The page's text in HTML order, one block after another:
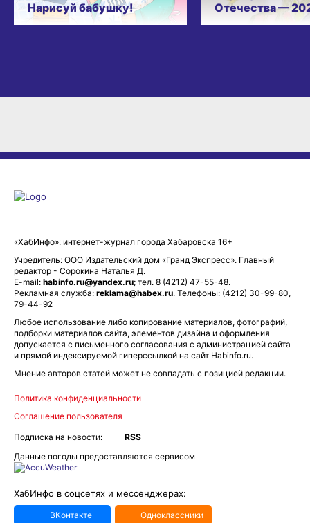
Нарисуй бабушку!
Отечества —
«ХабИнфо»: интернет-журнал города Хабаровска 16+
Учредитель: ООО Издательский дом «Гранд Экспресс». Главный
редактор - Сорокина Наталья Д.
E-mail: habinfo.ru@yandex.ru; тел. 8 (4212) 47-55-48.
Рекламная служба: reklama@habex.ru. Телефоны: (4212) 30-99-80,
79-44-92
Любое использование либо копирование материалов, фотографий,
подборки материалов сайта, элементов дизайна и оформления
допускается с письменного согласования с администрацией сайта
и прямой индексируемой гиперссылкой на сайт Habinfo.ru.
Мнение авторов статей может не совпадать с позицией редакции.
Политика конфиденциальности
Соглашение пользователя
Подписка на новости:
RSS
Данные погоды предоставляются сервисом
ХабИнфо в соцсетях и мессенджерах:
ВКонтакте Одноклассники